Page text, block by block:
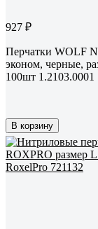
927 ₽
Перчатки WOLF
эконом, черные,
100шт 1.2103.0001
В корзину